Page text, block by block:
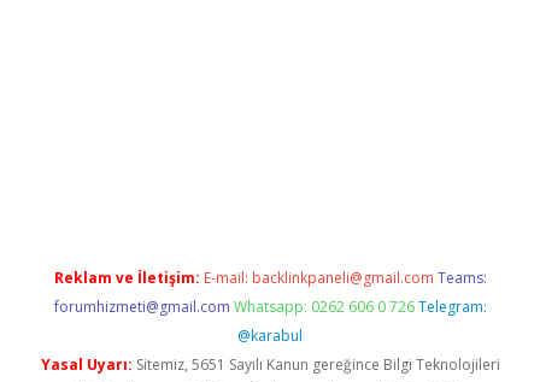
Reklam ve İletişim: E-mail: backlinkpaneli@gmail.com Teams:
forumhizmeti@gmail.com Whatsapp: 0262 606 0 726 Telegram:
@karabul
Yasal Uyarı: Sitemiz, 5651 Sayılı Kanun gereğince Bilgi Teknolojileri